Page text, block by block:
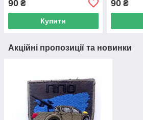
90 ₴
Купити
90₴
Акційні пропозиції та новинки